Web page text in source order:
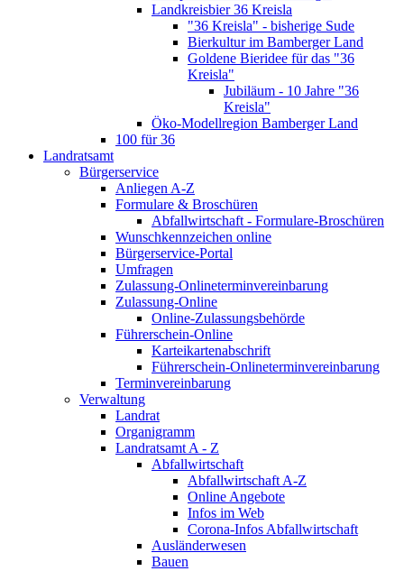
Landkreisbier 36 Kreisla
"36 Kreisla" - bisherige Sude
Bierkultur im Bamberger Land
Goldene Bieridee für das "36
Kreisla"
Jubiläum - 10 Jahre "36
Kreisla"
Öko-Modellregion Bamberger Land
100 für 36
Landratsamt
Bürgerservice
Anliegen A-Z
Formulare & Broschüren
Abfallwirtschaft - Formulare-Broschüren
Wunschkennzeichen online
Bürgerservice-Portal
Umfragen
Zulassung-Onlineterminvereinbarung
Zulassung-Online
Online-Zulassungsbehörde
Führerschein-Online
Karteikartenabschrift
Führerschein-Onlineterminvereinbarung
Terminvereinbarung
Verwaltung
Landrat
Organigramm
Landratsamt A - Z
Abfallwirtschaft
Abfallwirtschaft A-Z
Online Angebote
Infos im Web
Corona-Infos Abfallwirtschaft
Ausländerwesen
Bauen